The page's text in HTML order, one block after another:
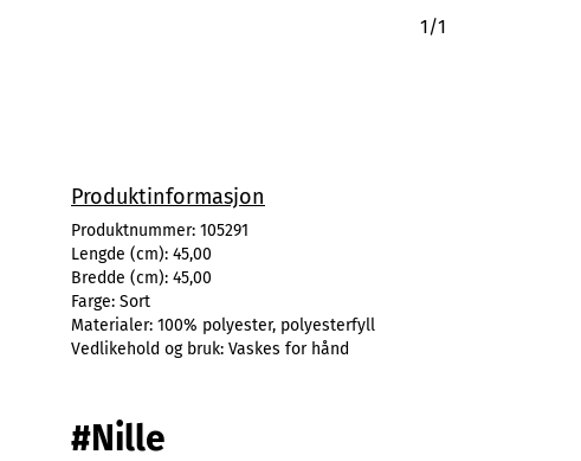
1/1
Produktinformasjon
Produktnummer: 105291
Lengde (cm): 45,00
Bredde (cm): 45,00
Farge: Sort
Materialer: 100% polyester, polyesterfyll
Vedlikehold og bruk: Vaskes for hånd
#Nille